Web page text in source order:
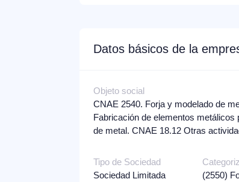
Datos básicos de la
Objeto social
CNAE 2540. Forja y modelado de
Fabricación de elementos
de metal. CNAE 18.12 Otras
Tipo de Sociedad
Sociedad Limitada
(2550)